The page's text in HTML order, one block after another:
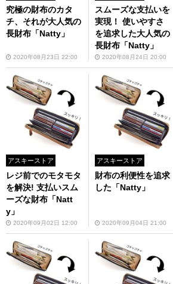
究極の財布のカタ
チ、それが大人気の
長財布「Natty」
2020年08月23日 22:00
スムーズな支払いを
実現！ 使いやすさ
を追求した大人気の
長財布「Natty」
2020年08月24日 20:00
アスキーストア
レジ前でのモタモタ
を解決! 支払いスム
ーズな財布「Natt
y」
2020年09月02日 12:00
アスキーストア
財布の利便性を追求
した「Natty」
2020年09月04日 21:00